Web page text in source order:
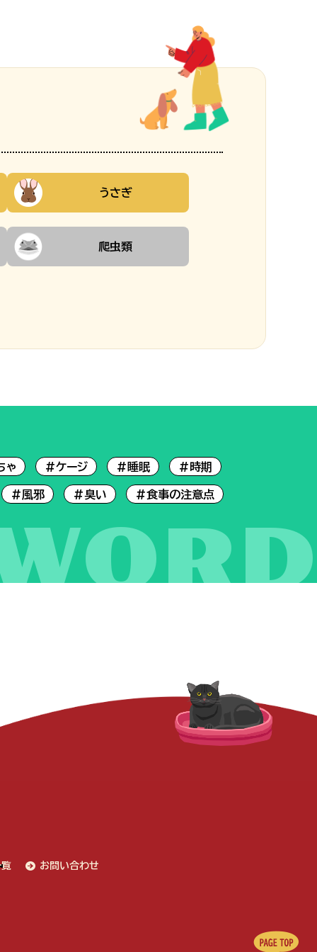
うさぎ
爬虫類
ゃ #ケージ #睡眠 #時期
#風邪 #臭い #食事の注意点
覧 お問い合わせ